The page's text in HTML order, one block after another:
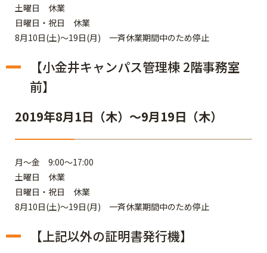
土曜日 休業
日曜日・祝日 休業
8月10日(土)～19日(月) 一斉休業期間中のため停止
【小金井キャンパス管理棟 2階事務室
前】
2019年8月1日（木）～9月19日（木）
月～金 9:00～17:00
土曜日 休業
日曜日・祝日 休業
8月10日(土)～19日(月) 一斉休業期間中のため停止
【上記以外の証明書発行機】